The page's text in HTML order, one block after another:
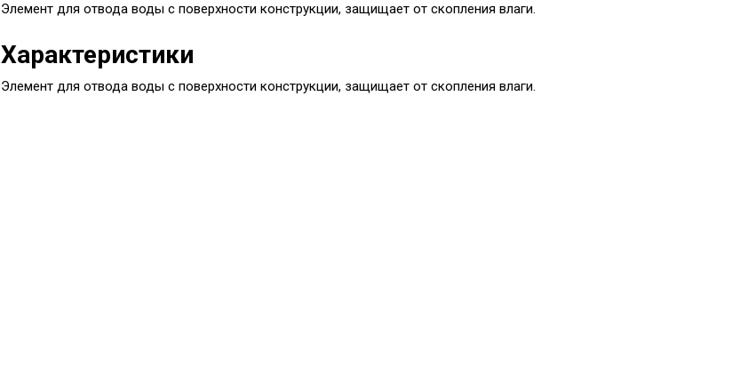
Элемент для отвода воды с поверхности конструкции, защищает от скопления влаги.
Характеристики
Элемент для отвода воды с поверхности конструкции, защищает от скопления влаги.